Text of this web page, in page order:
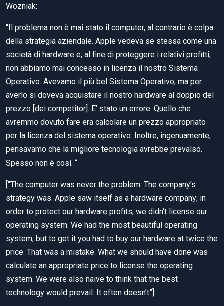
Wozniak:
“Il problema non è mai stato il computer, al contrario è colpa
della strategia aziendale. Apple vedeva se stessa come una
società di hardware e, al fine di proteggere i relativi profitti,
non abbiamo mai concesso in licenza il nostro Sistema
Operativo. Avevamo il più bel Sistema Operativo, ma per
averlo si doveva acquistare il nostro hardware al doppio del
prezzo [dei competitor]. E’ stato un errore. Quello che
avremmo dovuto fare era calcolare un prezzo appropriato
per la licenza del sistema operativo. Inoltre, ingenuamente,
pensavamo che la migliore tecnologia avrebbe prevalso.
Spesso non è così. “
[“The computer was never the problem. The company’s
strategy was. Apple saw itself as a hardware company; in
order to protect our hardware profits, we didn’t license our
operating system. We had the most beautiful operating
system, but to get it you had to buy our hardware at twice the
price. That was a mistake. What we should have done was
calculate an appropriate price to license the operating
system. We were also naive to think that the best
technology would prevail. It often doesn’t”]